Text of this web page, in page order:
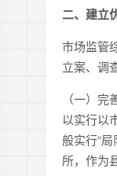
二、建立
市场监管
立案、调
（一）
以实行以
般实行“
所，作为